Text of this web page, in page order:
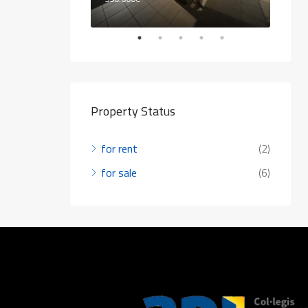
Property Status
for rent
(2)
for sale
(6)